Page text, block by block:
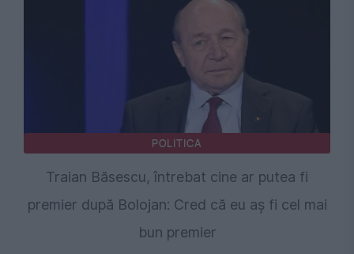
POLITICA
Traian Băsescu, întrebat cine ar putea fi
premier după Bolojan: Cred că eu aș fi cel mai
bun premier